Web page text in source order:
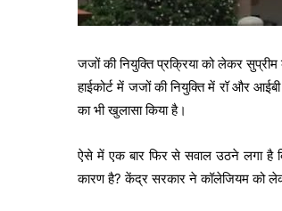
जजों की नियुक्ति प्रक्रिया को लेकर
हाईकोर्ट में जजों की नियुक्ति में रॉ और
का भी खुलासा किया है।
ऐसे में एक बार फिर से सवाल उठने लगा है
कारण है? केंद्र सरकार ने कॉलेजियम को